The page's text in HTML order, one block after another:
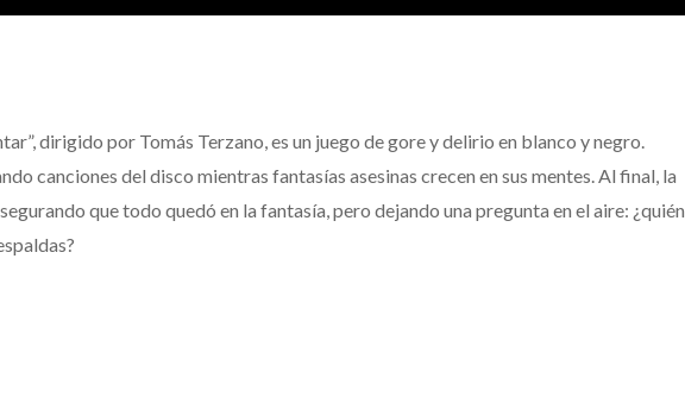
dirigido por Tomás Terzano, es un juego de gore y delirio en blanco y negro.
canciones del disco mientras fantasías asesinas crecen en sus mentes. Al final, la
que todo quedó en la fantasía, pero dejando una pregunta en el aire: ¿quién